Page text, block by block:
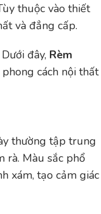
thuộc vào thiết
và đẳng cấp.
đây, Rèm
cách nội thất
thường tập trung
rà. Màu sắc phổ
xám, tạo cảm giác